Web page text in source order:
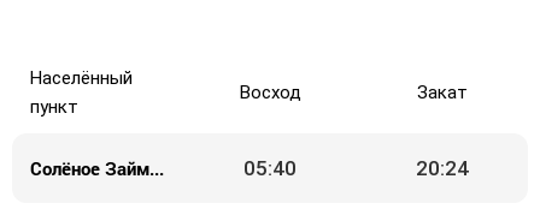
Населённый
пункт
Восход Закат
Солёное Займище 05:40 20:24